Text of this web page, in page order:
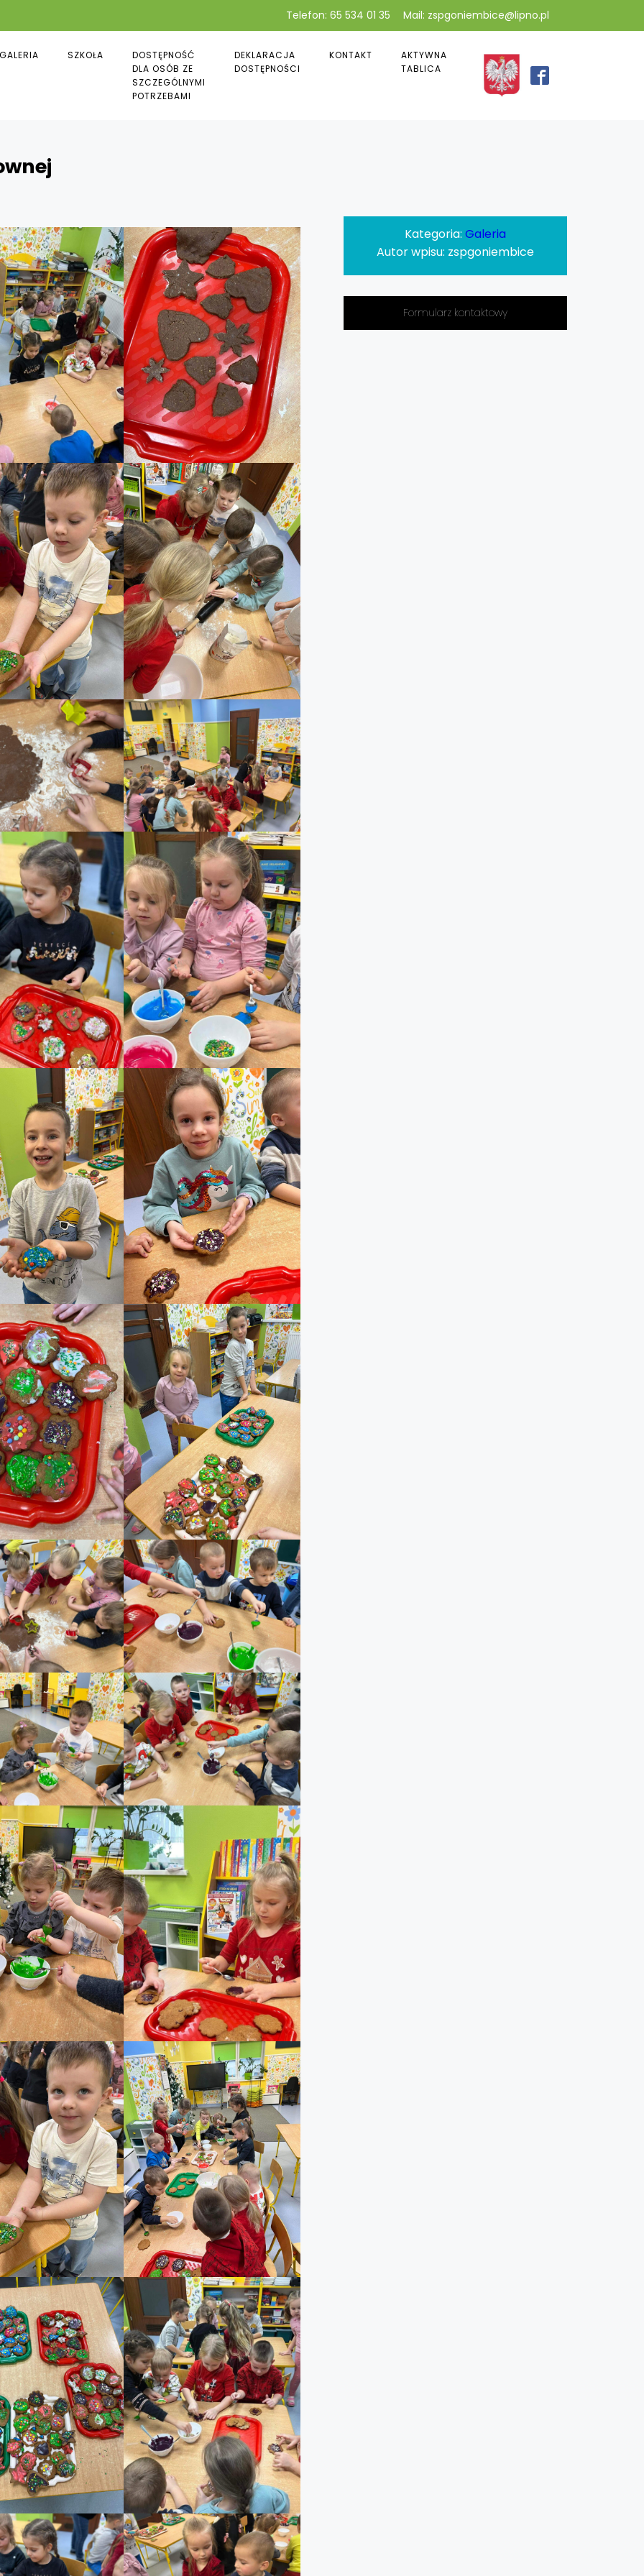
Telefon: 65 534 01 35 Mail: zspgoniembice@lipno.pl
GALERIA SZKOŁA
DOSTĘPNOŚĆ
DLA OSÓB ZE
SZCZEGÓLNYMI
POTRZEBAMI
DEKLARACJA
DOSTĘPNOŚCI
KONTAKT
AKTYWNA
TABLICA
Kategoria: Galeria
Autor wpisu: zspgoniembice
Formularz kontaktowy